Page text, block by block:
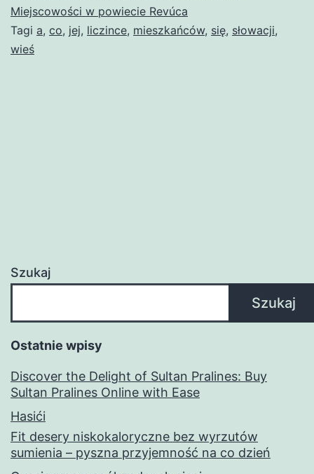
Miejscowości w powiecie Revúca
Tagi a, co, jej, liczince, mieszkańców, się, słowacji,
wieś
Szukaj
Szukaj
Ostatnie wpisy
Discover the Delight of Sultan Pralines: Buy
Sultan Pralines Online with Ease
Hasići
Fit desery niskokaloryczne bez wyrzutów
sumienia – pyszna przyjemność na co dzień